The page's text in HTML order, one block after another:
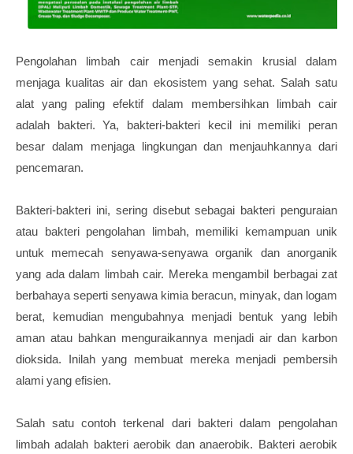
Pengolahan limbah cair menjadi semakin krusial dalam
menjaga kualitas air dan ekosistem yang sehat. Salah satu
alat yang paling efektif dalam membersihkan limbah cair
adalah bakteri. Ya, bakteri-bakteri kecil ini memiliki peran
besar dalam menjaga lingkungan dan menjauhkannya dari
pencemaran.
Bakteri-bakteri ini, sering disebut sebagai bakteri penguraian
atau bakteri pengolahan limbah, memiliki kemampuan unik
untuk memecah senyawa-senyawa organik dan anorganik
yang ada dalam limbah cair. Mereka mengambil berbagai zat
berbahaya seperti senyawa kimia beracun, minyak, dan logam
berat, kemudian mengubahnya menjadi bentuk yang lebih
aman atau bahkan menguraikannya menjadi air dan karbon
dioksida. Inilah yang membuat mereka menjadi pembersih
alami yang efisien.
Salah satu contoh terkenal dari bakteri dalam pengolahan
limbah adalah bakteri aerobik dan anaerobik. Bakteri aerobik